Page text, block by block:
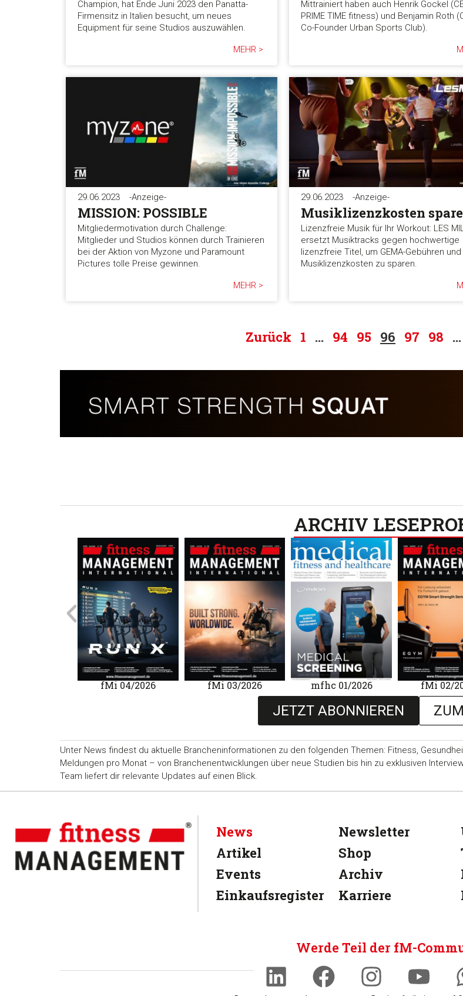
Champion, hat Ende Juni 2023 den Panatta-
Firmensitz in Italien besucht, um neues
Equipment für seine Studios auszuwählen.
MEHR >
Mittrainiert haben auch Henrik Gockel
PRIME TIME fitness) und Benjamin Roth
Co-Founder Urban Sports Club).
29.06.2023 -Anzeige-
MISSION: POSSIBLE
Mitgliedermotivation durch Challenge:
Mitglieder und Studios können durch Trainieren
bei der Aktion von Myzone und Paramount
Pictures tolle Preise gewinnen.
MEHR >
29.06.2023 -Anzeige-
Musiklizenzkosten
Lizenzfreie Musik für Ihr Workout: LES
ersetzt Musiktracks gegen hochwertige
lizenzfreie Titel, um GEMA-Gebühren und
Musiklizenzkosten zu sparen.
Zurück 1 … 94 95 96 97 98 …
ARCHIV
fMi 04/2026 fMi 03/2026 mfhc 01/2026 fMi 02/
JETZT ABONNIEREN
Unter News findest du aktuelle Brancheninformationen zu den folgenden Themen: Fitness,
Meldungen pro Monat – von Branchenentwicklungen über neue Studien bis hin zu exklusiven
Team liefert dir relevante Updates auf einen Blick.
News
Artikel
Events
Einkaufsregister
Newsletter
Shop
Archiv
Karriere
Werde Teil der fM-